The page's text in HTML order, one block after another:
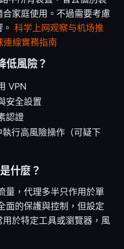
家庭使用。不過需要考慮
科学上网观察与机场推
連線實務指南
低風險？
VPN
安全設置
認證
行高風險操作（可疑下
什麼？
量，代理多半只作用於單
面的保護與控制，但設定
於特定工具或瀏覽器，風